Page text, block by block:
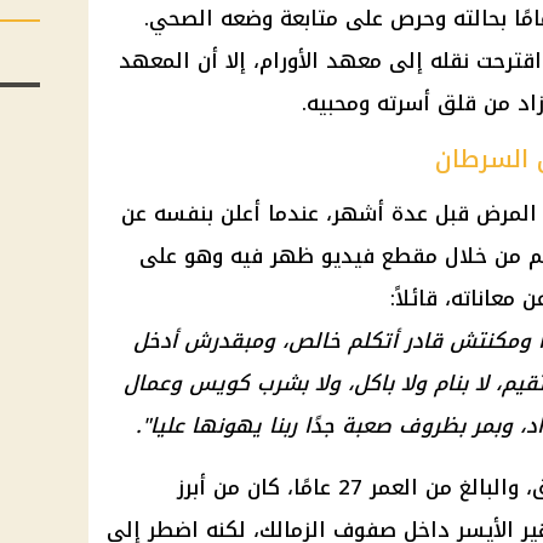
بحالته وحرص على متابعة وضعه الصحي.
نقله إلى معهد الأورام، إلا أن المعهد
من قلق أسرته ومحبيه.
السرطان
المرض قبل عدة أشهر، عندما أعلن بنفسه عن
من خلال مقطع فيديو ظهر فيه وهو على
قائلاً:
ومكنتش قادر أتكلم خالص، ومبقدرش أدخل
لا بنام ولا باكل، ولا بشرب كويس وعمال
وبمر بظروف صعبة جدًا ربنا يهونها عليا".
السابق، والبالغ من العمر 27 عامًا، كان من أبرز
الأيسر داخل صفوف الزمالك، لكنه اضطر إلى